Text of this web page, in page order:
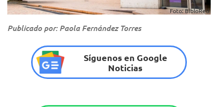
Foto: BibloRed.
Publicado por: Paola Fernández Torres
Síguenos en Google
Noticias